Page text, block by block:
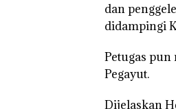
dan
didampingi
Petugas
Pegayut.
Dijelaskan